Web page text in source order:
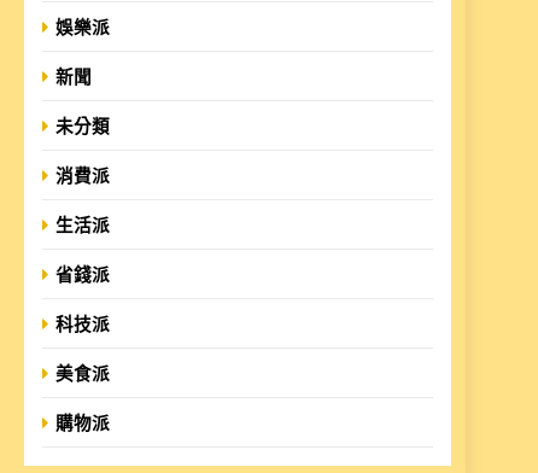
娛樂派
新聞
未分類
消費派
生活派
省錢派
科技派
美食派
購物派